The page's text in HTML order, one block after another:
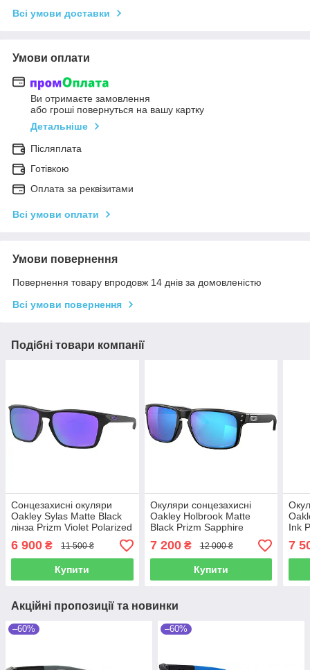
Всі умови доставки
Умови оплати
Ви отримаєте замовлення
або гроші повернуться на вашу картку
Детальніше
Післяплата
Готівкою
Оплата за реквізитами
Всі умови оплати
Умови повернення
Повернення товару впродовж 14 днів за домовленістю
Всі умови повернення
Подібні товари компанії
Сонцезахисні окуляри
Oakley Sylas Matte Black
лінза Prizm Violet Polarized
O9448
6 900 ₴ 11 500 ₴
Купити
Окуляри сонцезахисні
Oakley Holbrook Matte
Black Prizm Sapphire
Polarized OO9102
7 200₴ 12 000 ₴
Купити
Ink
7
Акційні пропозиції та новинки
–60% –60%